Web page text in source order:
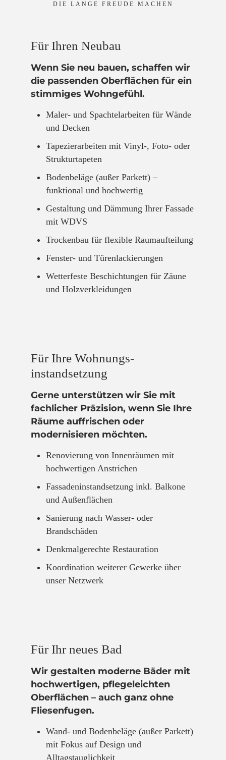
DIE LANGE FREUDE MACHEN
Für Ihren Neubau
Wenn Sie neu bauen, schaffen wir
die passenden Oberflächen für ein
stimmiges Wohngefühl.
Maler- und Spachtelarbeiten für Wände
und Decken
Tapezierarbeiten mit Vinyl-, Foto- oder
Strukturtapeten
Bodenbeläge (außer Parkett) –
funktional und hochwertig
Gestaltung und Dämmung Ihrer Fassade
mit WDVS
Trockenbau für flexible Raumaufteilung
Fenster- und Türenlackierungen
Wetterfeste Beschichtungen für Zäune
und Holzverkleidungen
Für Ihre Wohnungs­
instandsetzung
Gerne unterstützen wir Sie mit
fachlicher Präzision, wenn Sie Ihre
Räume auffrischen oder
modernisieren möchten.
Renovierung von Innenräumen mit
hochwertigen Anstrichen
Fassadeninstandsetzung inkl. Balkone
und Außenflächen
Sanierung nach Wasser- oder
Brandschäden
Denkmalgerechte Restauration
Koordination weiterer Gewerke über
unser Netzwerk
Für Ihr neues Bad
Wir gestalten moderne Bäder mit
hochwertigen, pflegeleichten
Oberflächen – auch ganz ohne
Fliesenfugen.
Wand- und Bodenbeläge (außer Parkett)
mit Fokus auf Design und
Alltagstauglichkeit